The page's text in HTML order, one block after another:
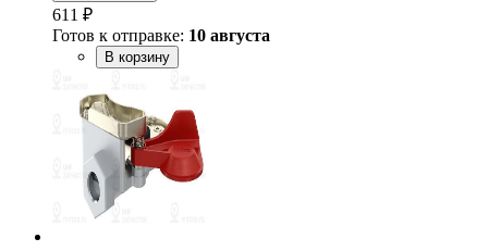
611 ₽
Готов к отправке: 10 августа
В корзину